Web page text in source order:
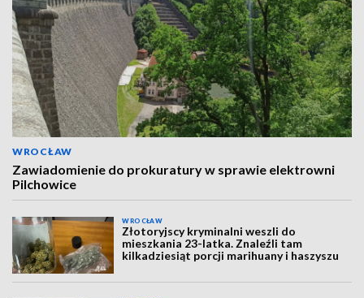
WROCŁAW
Zawiadomienie do prokuratury w sprawie elektrowni
Pilchowice
WROCŁAW
Złotoryjscy kryminalni weszli do
mieszkania 23-latka. Znaleźli tam
kilkadziesiąt porcji marihuany i haszyszu